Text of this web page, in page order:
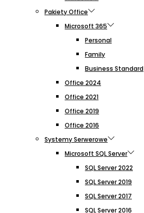
Pakiety Office
Microsoft 365
Personal
Family
Business Standard
Office 2024
Office 2021
Office 2019
Office 2016
Systemy Serwerowe
Microsoft SQL Server
SQL Server 2022
SQL Server 2019
SQL Server 2017
SQL Server 2016